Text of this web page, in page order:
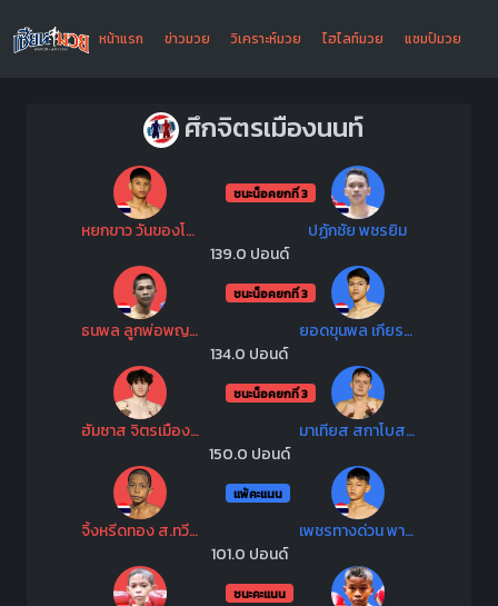
หน้าแรก ข่าวมวย วิเคราะห์มวย ไฮไลท์มวย แชมป์มวย
ศึกจิตรเมืองนนท์
ชนะน็อคยกที่ 3
หยกขาว วันของโอม
ปฏักชัย พชรยิม
139.0 ปอนด์
ชนะน็อคยกที่ 3
ธนพล ลูกพ่อพญาเสือ
ยอดขุนพล เกียรติบุรินทร์
134.0 ปอนด์
ชนะน็อคยกที่ 3
ฮัมซาส จิตรเมืองนนยิม
มาเทียส สกาโบสกี้ยิม
150.0 ปอนด์
แพ้คะแนน
จิ้งหรีดทอง ส.ทวีศักดิ์
เพชรทางด่วน พานทองยิม
101.0 ปอนด์
ชนะคะแนน